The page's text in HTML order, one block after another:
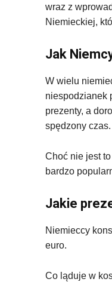
wraz z
Niemieckiej,
Jak
W wielu
niespodzianek
prezenty, a
spędzony czas.
Choć nie jest
bardzo
Jakie
Niemieccy
euro.
Co ląduje w